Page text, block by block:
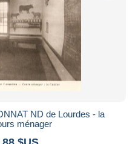
ND de Lourdes - la
ménager